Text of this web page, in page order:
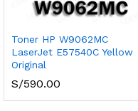
Toner HP W9062MC
LaserJet E57540C Yellow
Original
S/590.00